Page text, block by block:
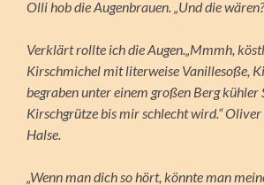
Olli hob die Augenbrauen. „Und die
Verklärt rollte ich die Augen.„Mmmh,
Kirschmichel mit literweise Vanillesoße,
begraben unter einem großen Berg kühler
Kirschgrütze bis mir schlecht wird.“
Halse.
„Wenn man dich so hört, könnte man